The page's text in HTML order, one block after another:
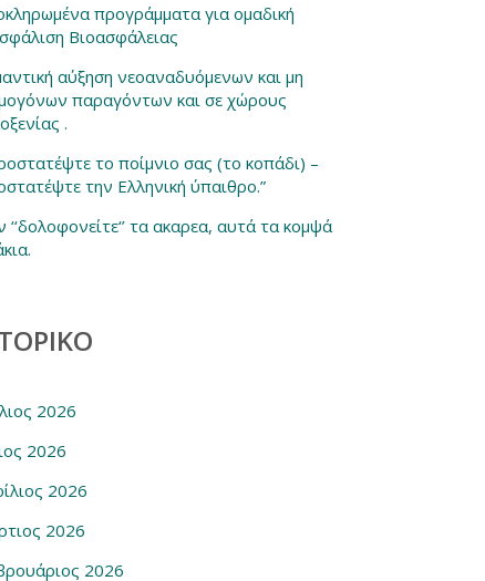
προγράμματα για ομαδική
Βιοασφάλειας
αύξηση νεοαναδυόμενων και μη
παραγόντων και σε χώρους
.
το ποίμνιο σας (το κοπάδι) –
την Ελληνική ύπαιθρο.”
‘‘δολοφονείτε‘’ τα ακαρεα, αυτά τα κομψά
2026
2026
2026
2026
2026